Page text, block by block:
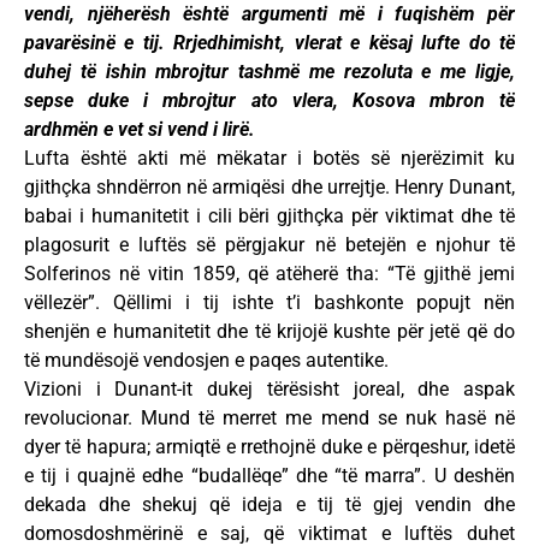
vendi, njëherësh është argumenti më i fuqishëm për
pavarësinë e tij. Rrjedhimisht, vlerat e kësaj lufte do të
duhej të ishin mbrojtur tashmë me rezoluta e me ligje,
sepse duke i mbrojtur ato vlera, Kosova mbron të
ardhmën e vet si vend i lirë.
Lufta është akti më mëkatar i botës së njerëzimit ku
gjithçka shndërron në armiqësi dhe urrejtje. Henry Dunant,
babai i humanitetit i cili bëri gjithçka për viktimat dhe të
plagosurit e luftës së përgjakur në betejën e njohur të
Solferinos në vitin 1859, që atëherë tha: “Të gjithë jemi
vëllezër”. Qëllimi i tij ishte t’i bashkonte popujt nën
shenjën e humanitetit dhe të krijojë kushte për jetë që do
të mundësojë vendosjen e paqes autentike.
Vizioni i Dunant-it dukej tërësisht joreal, dhe aspak
revolucionar. Mund të merret me mend se nuk hasë në
dyer të hapura; armiqtë e rrethojnë duke e përqeshur, idetë
e tij i quajnë edhe “budallëqe” dhe “të marra”. U deshën
dekada dhe shekuj që ideja e tij të gjej vendin dhe
domosdoshmërinë e saj, që viktimat e luftës duhet